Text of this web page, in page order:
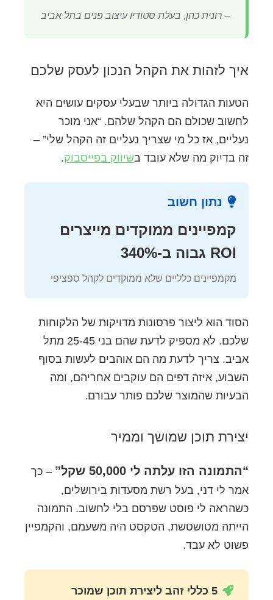
– רונית כהן, בעלת סטודיו עיצוב פנים בתל אביב
איך לזהות את הקהל הנכון לעסק שלכם
הטעות הגדולה ביותר שבעלי עסקים עושים היא
לחשוב שכולם הם הקהל שלהם. “אני מוכר
נעליים, אז כל מי שצריך נעליים זה הקהל שלי” –
זה בדיוק מה שלא עובד בשיווק בפייסבוק.
נתון חשוב
קמפיינים ממוקדים מייצרים
ROI גבוה ב-340%
מקמפיינים כלליים שלא ממוקדים לקהל ספציפי
הסוד הוא ליצור פרסונות מדויקות של הלקוחות
שלכם. לא מספיק לדעת שהם בני 25-45 מתל
אביב. צריך לדעת מה הם אוהבים לעשות בסוף
השבוע, איזה דפים הם עוקבים אחריהם, ומה
הבעיות שהמוצר שלכם פותר עבורם.
יצירת תוכן שמושך וממיר
“התמונה הזו עלתה לי 50,000 שקל”
– כך
אמר לי דני, בעל רשת מסעדות בירושלים,
כשהראה לי פוסט שפרסם בלי לחשוב. התמונה
הייתה מטושטשת, הטקסט היה משעמם, והקמפיין
פשוט לא עבד.
5 כללי זהב ליצירת תוכן שמוכר